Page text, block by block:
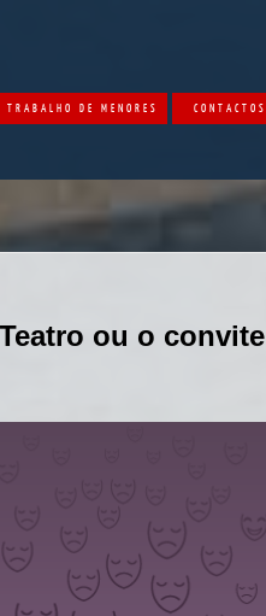
TRABALHO DE MENORES CONTACTOS
ou o convite